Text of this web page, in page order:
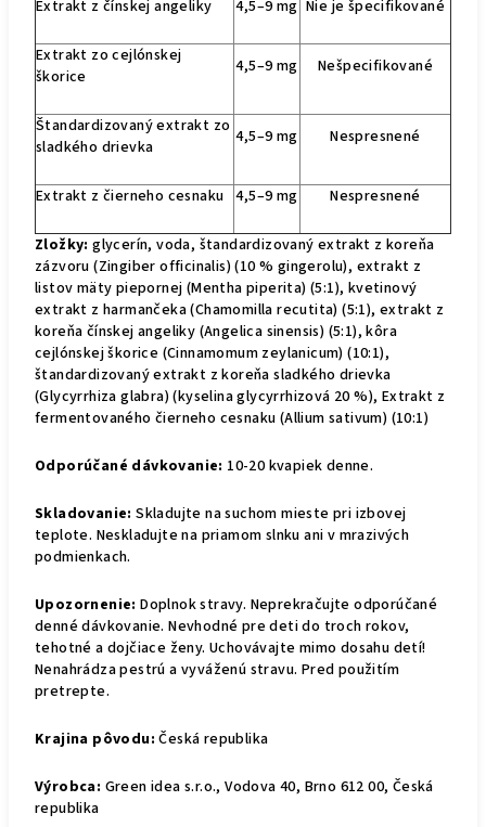
Extrakt z čínskej angeliky 4,5–9 mg Nie je špecifikované
Extrakt zo cejlónskej
škorice
4,5–9 mg Nešpecifikované
Štandardizovaný extrakt zo
sladkého drievka
4,5–9 mg Nespresnené
Extrakt z čierneho cesnaku 4,5–9 mg Nespresnené
Zložky:glycerín, voda, štandardizovaný extrakt z koreňa
zázvoru (Zingiber officinalis) (10 % gingerolu), extrakt z
listov mäty piepornej (Mentha piperita) (5:1), kvetinový
extrakt z harmančeka (Chamomilla recutita) (5:1), extrakt z
koreňa čínskej angeliky (Angelica sinensis) (5:1), kôra
cejlónskej škorice (Cinnamomum zeylanicum) (10:1),
štandardizovaný extrakt z koreňa sladkého drievka
(Glycyrrhiza glabra) (kyselina glycyrrhizová 20 %), Extrakt z
fermentovaného čierneho cesnaku (Allium sativum) (10:1)
Odporúčané dávkovanie: 10-20 kvapiek denne.
Skladovanie:Skladujte na suchom mieste pri izbovej
teplote. Neskladujte na priamom slnku ani v mrazivých
podmienkach.
Upozornenie: Doplnok stravy. Neprekračujte odporúčané
denné dávkovanie. Nevhodné pre deti do troch rokov,
tehotné a dojčiace ženy. Uchovávajte mimo dosahu detí!
Nenahrádza pestrú a vyváženú stravu. Pred použitím
pretrepte.
Krajina pôvodu: Česká republika
Výrobca: Green idea s.r.o., Vodova 40, Brno 612 00, Česká
republika